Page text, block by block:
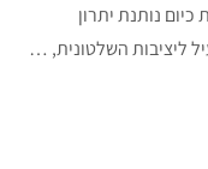
נותנת יתרון
ליציבות השלטונית, …